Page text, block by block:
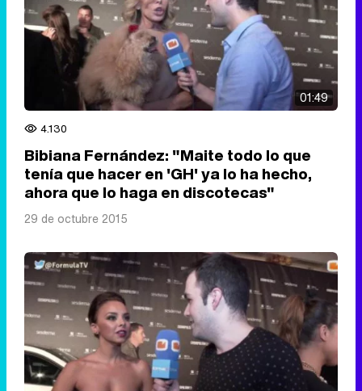
01:49
4.130
Bibiana Fernández: "Maite todo lo que
tenía que hacer en 'GH' ya lo ha hecho,
ahora que lo haga en discotecas"
29 de octubre 2015